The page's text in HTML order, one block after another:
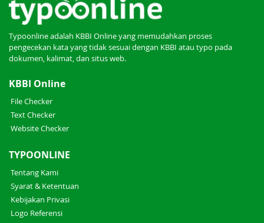
Typoonline adalah KBBI Online yang memudahkan proses
pengecekan kata yang tidak sesuai dengan KBBI atau typo pada
dokumen, kalimat, dan situs web.
KBBI Online
File Checker
Text Checker
Website Checker
TYPOONLINE
Tentang Kami
Syarat & Ketentuan
Kebijakan Privasi
Logo Referensi